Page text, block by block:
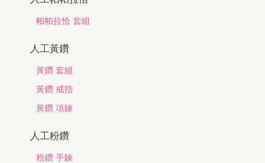
帕帕拉恰 套組
人工黃鑽
黃鑽 套組
黃鑽 戒指
黃鑽 項鍊
人工粉鑽
粉鑽 手鍊